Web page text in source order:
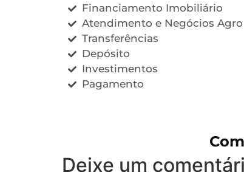
Financiamento Imobiliário
Atendimento e Negócios Agro
Transferências
Depósito
Investimentos
Pagamento
Deixe um